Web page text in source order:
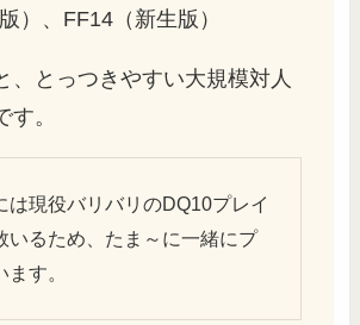
）、FF14（新生版）
、とっつきやすい大規模対人
。
は現役バリバリのDQ10プレイ
いるため、たま～に一緒にプ
す。